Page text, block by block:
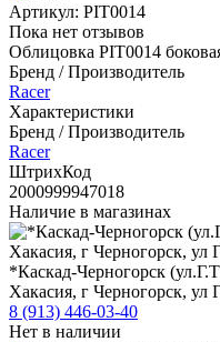
Артикул: PIT0014
Пока нет отзывов
Облицовка PIT0014
Бренд / Производитель
Racer
Характеристики
Бренд / Производитель
Racer
ШтрихКод
2000999947018
Наличие в магазинах
*Каскад-Черногорск
Хакасия, г Черногорск, ул
8 (913) 446-03-40
Нет в наличии